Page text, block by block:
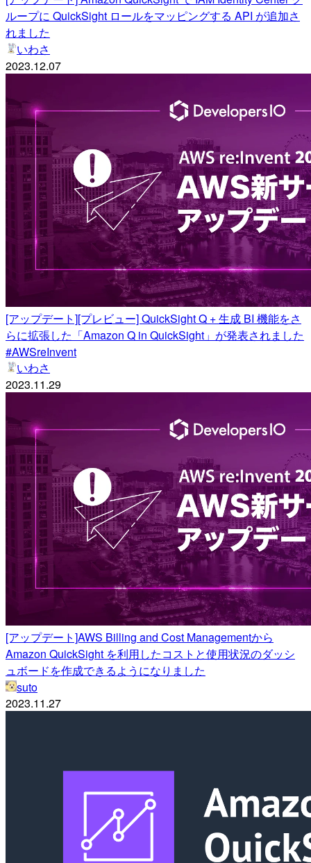
ループに QuickSight ロールをマッピングする API が追加さ
れました
いわさ
2023.12.07
[アップデート][プレビュー] QuickSight Q + 生成 BI 機能をさ
らに拡張した「Amazon Q in QuickSight」が発表されました
#AWSreInvent
いわさ
2023.11.29
[アップデート]AWS Billing and Cost Managementから
Amazon QuickSight を利用したコストと使用状況のダッシ
ュボードを作成できるようになりました
suto
2023.11.27